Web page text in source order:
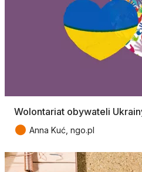
Wolontariat obywateli
● Anna Kuć, ngo.pl